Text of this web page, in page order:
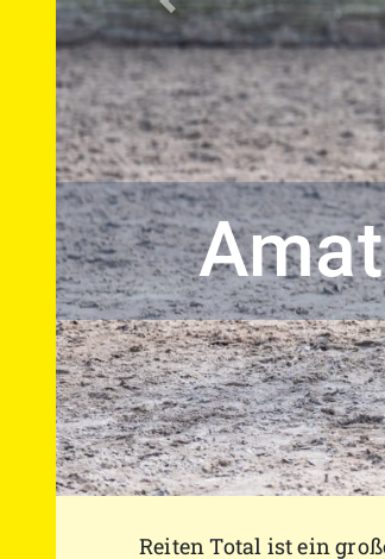
Vorherige
Reiten Total ist ein